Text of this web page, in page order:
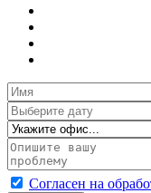
Согласен на